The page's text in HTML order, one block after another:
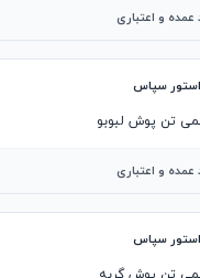
عمده و اعتباری
استور سپاس
تن پوش لبوبو
عمده و اعتباری
استور سپاس